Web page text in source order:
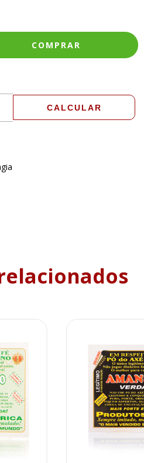
CALCULAR